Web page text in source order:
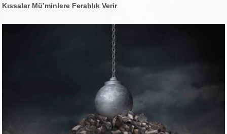
Kıssalar Mü’minlere Ferahlık Verir